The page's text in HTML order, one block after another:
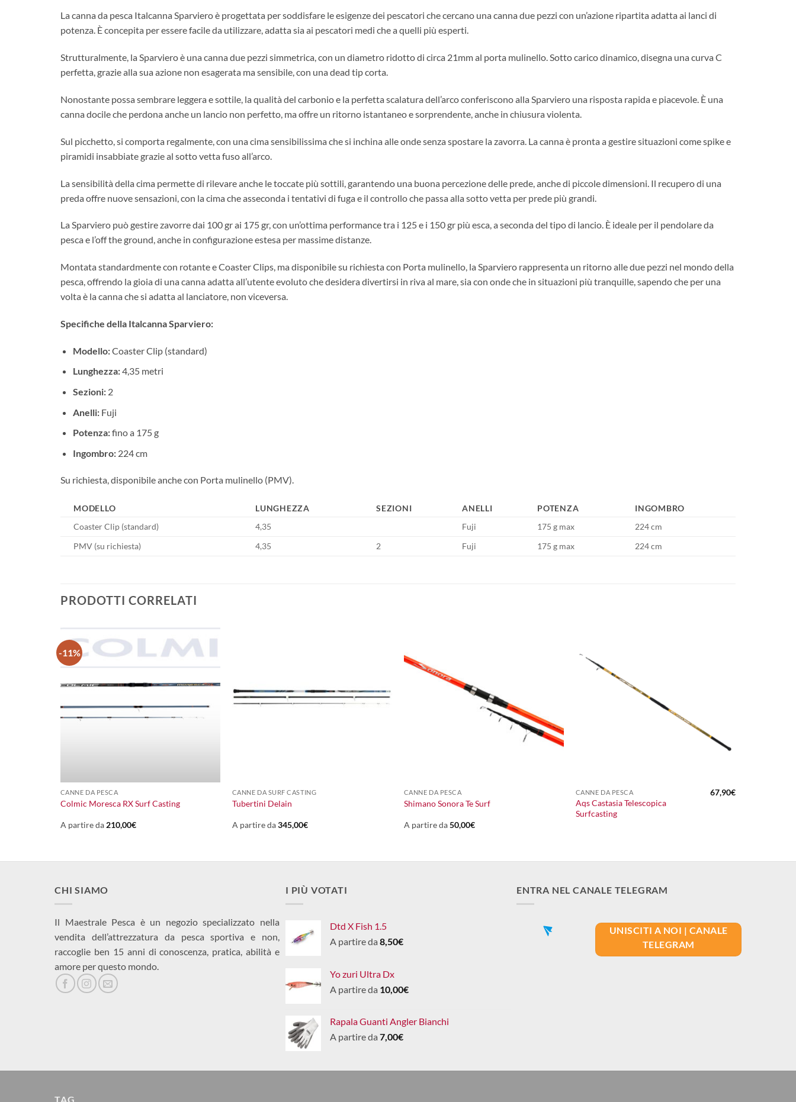
La canna da pesca Italcanna Sparviero è progettata per soddisfare le esigenze dei pescatori che cercano una canna due pezzi con un’azione ripartita adatta ai lanci di
potenza. È concepita per essere facile da utilizzare, adatta sia ai pescatori medi che a quelli più esperti.
Strutturalmente, la Sparviero è una canna due pezzi simmetrica, con un diametro ridotto di circa 21mm al porta mulinello. Sotto carico dinamico, disegna una curva C
perfetta, grazie alla sua azione non esagerata ma sensibile, con una dead tip corta.
Nonostante possa sembrare leggera e sottile, la qualità del carbonio e la perfetta scalatura dell’arco conferiscono alla Sparviero una risposta rapida e piacevole. È una
canna docile che perdona anche un lancio non perfetto, ma offre un ritorno istantaneo e sorprendente, anche in chiusura violenta.
Sul picchetto, si comporta regalmente, con una cima sensibilissima che si inchina alle onde senza spostare la zavorra. La canna è pronta a gestire situazioni come spike e
piramidi insabbiate grazie al sotto vetta fuso all’arco.
La sensibilità della cima permette di rilevare anche le toccate più sottili, garantendo una buona percezione delle prede, anche di piccole dimensioni. Il recupero di una
preda offre nuove sensazioni, con la cima che asseconda i tentativi di fuga e il controllo che passa alla sotto vetta per prede più grandi.
La Sparviero può gestire zavorre dai 100 gr ai 175 gr, con un’ottima performance tra i 125 e i 150 gr più esca, a seconda del tipo di lancio. È ideale per il pendolare da
pesca e l’off the ground, anche in configurazione estesa per massime distanze.
Montata standardmente con rotante e Coaster Clips, ma disponibile su richiesta con Porta mulinello, la Sparviero rappresenta un ritorno alle due pezzi nel mondo della
pesca, offrendo la gioia di una canna adatta all’utente evoluto che desidera divertirsi in riva al mare, sia con onde che in situazioni più tranquille, sapendo che per una
volta è la canna che si adatta al lanciatore, non viceversa.
Specifiche della Italcanna Sparviero:
Modello:Coaster Clip (standard)
Lunghezza:4,35 metri
Sezioni:2
Anelli:Fuji
Potenza:fino a 175 g
Ingombro:224 cm
Su richiesta, disponibile anche con Porta mulinello (PMV).
MODELLO LUNGHEZZA SEZIONI ANELLI POTENZA
INGOMBRO
Coaster Clip (standard)
4,35 Fuji 175 g max
224 cm
PMV (su richiesta)
4,35 2 Fuji 175 g max 224 cm
PRODOTTI CORRELATI
-11%
CANNE DA PESCA
Colmic Moresca RX Surf Casting
A partire da 210,00€
CANNE DA SURF CASTING
Tubertini Delain
A partire da345,00€
CANNE DA PESCA
Shimano Sonora Te Surf
A partire da50,00€
CANNE DA PESCA
Aqs Castasia Telescopica
Surfcasting
67,90€
prezzo
CHI SIAMO
Il Maestrale Pesca è un negozio specializzato nella
vendita dell’attrezzatura da pesca sportiva e non,
raccoglie ben 15 anni di conoscenza, pratica, abilità e
amore per questo mondo.
I PIÙ VOTATI
Dtd X Fish 1.5
A partire da 8,50€
Yo zuri Ultra Dx
A partire da 10,00€
Rapala Guanti Angler Bianchi
A partire da 7,00€
ENTRA NEL CANALE TELEGRAM
UNISCITI A NOI | CANALE
TELEGRAM
TAG